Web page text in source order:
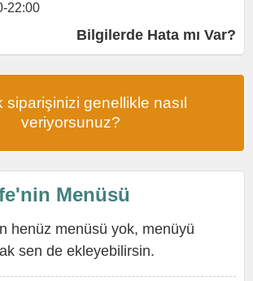
22:00
Bilgilerde Hata mı Var?
siparişinizi genellikle nasıl
veriyorsunuz?
Menüsü
henüz menüsü yok, menüyü
sen de ekleyebilirsin.